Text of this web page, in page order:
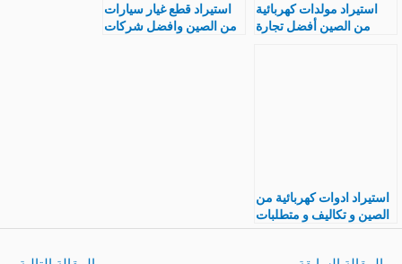
استيراد مولدات كهربائية
من الصين أفضل تجارة
استيراد قطع غيار سيارات
من الصين وافضل شركات
استيراد ادوات كهربائية من
الصين و تكاليف و متطلبات
مشروع بضائع مستوردة